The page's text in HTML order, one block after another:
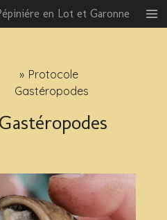
en Lot et Garonne
» Protocole
Gastéropodes